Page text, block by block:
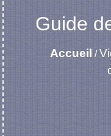
Guide
Accueil /